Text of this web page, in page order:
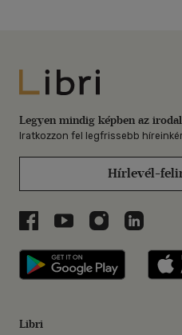
Libri
Legyen mindig képben az
Iratkozzon fel legfrissebb
Hírlevél-
Libri a Facebookon
Libri a Youtube-on
Libri azLibri a
Libri
Libri